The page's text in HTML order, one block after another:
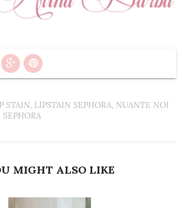
STAIN, LIPSTAIN SEPHORA, NUANTE NOI
SEPHORA
MIGHT ALSO LIKE